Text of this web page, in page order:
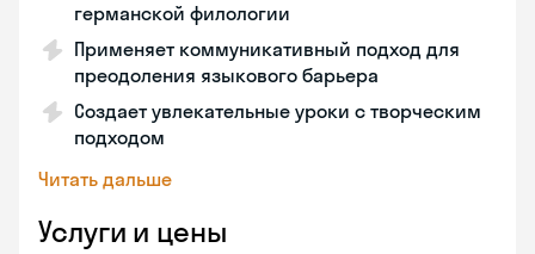
германской филологии
Применяет коммуникативный подход для
преодоления языкового барьера
Создает увлекательные уроки с творческим
подходом
Читать дальше
Услуги и цены